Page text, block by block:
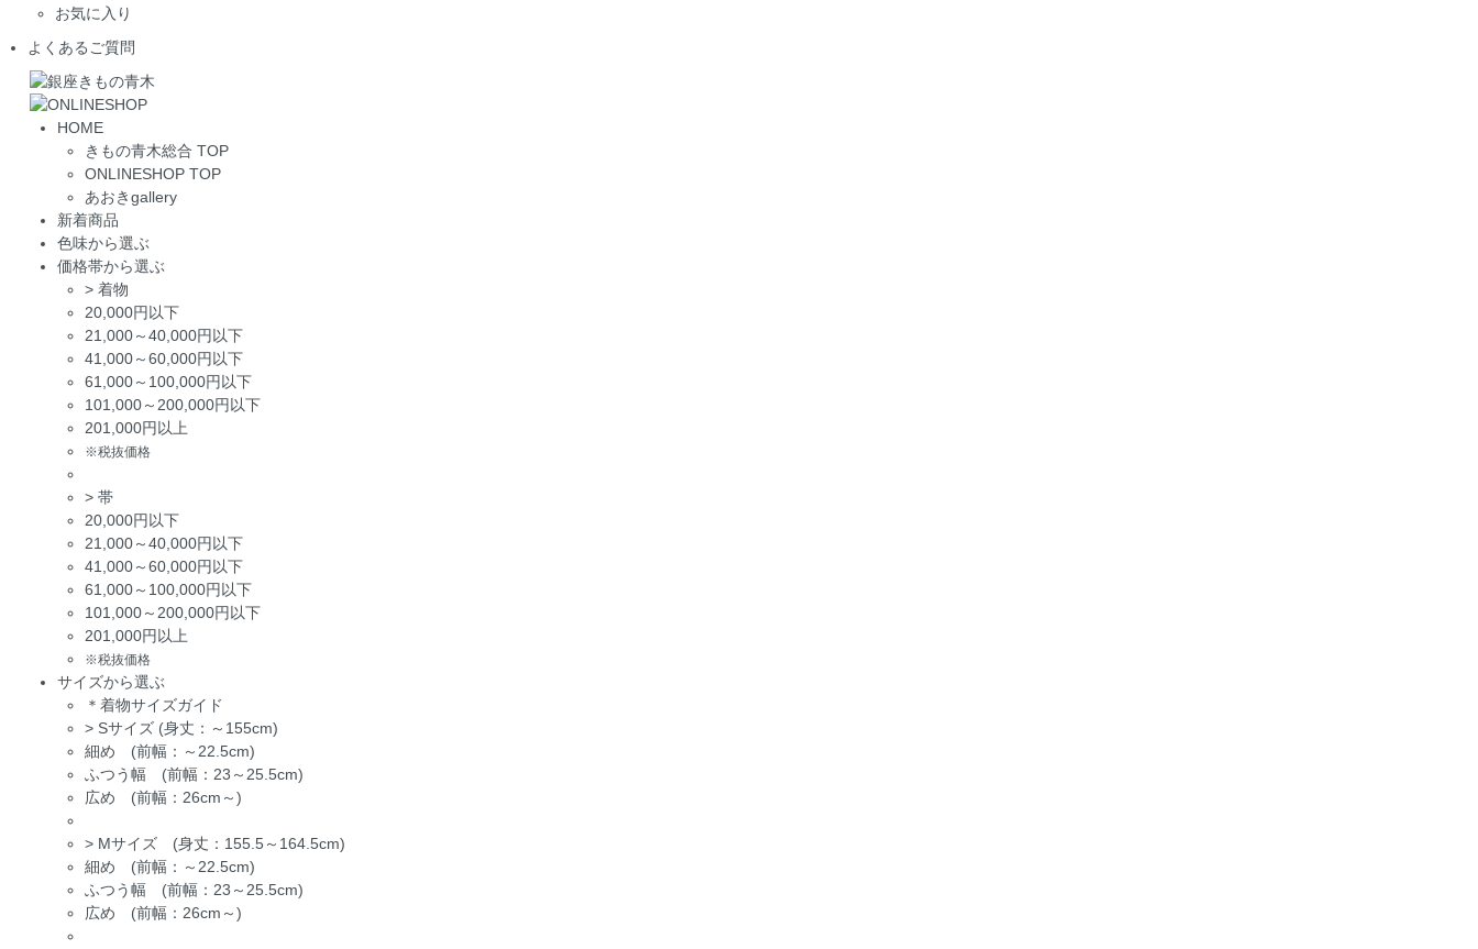
お気に入り
よくあるご質問
HOME
きもの青木総合 TOP
ONLINESHOP TOP
あおきgallery
新着商品
色味から選ぶ
価格帯から選ぶ
> 着物
20,000円以下
21,000～40,000円以下
41,000～60,000円以下
61,000～100,000円以下
101,000～200,000円以下
201,000円以上
※税抜価格
> 帯
20,000円以下
21,000～40,000円以下
41,000～60,000円以下
61,000～100,000円以下
101,000～200,000円以下
201,000円以上
※税抜価格
サイズから選ぶ
＊着物サイズガイド
> Sサイズ (身丈：～155cm)
細め (前幅：～22.5cm)
ふつう幅 (前幅：23～25.5cm)
広め (前幅：26cm～)
> Mサイズ (身丈：155.5～164.5cm)
細め (前幅：～22.5cm)
ふつう幅 (前幅：23～25.5cm)
広め (前幅：26cm～)